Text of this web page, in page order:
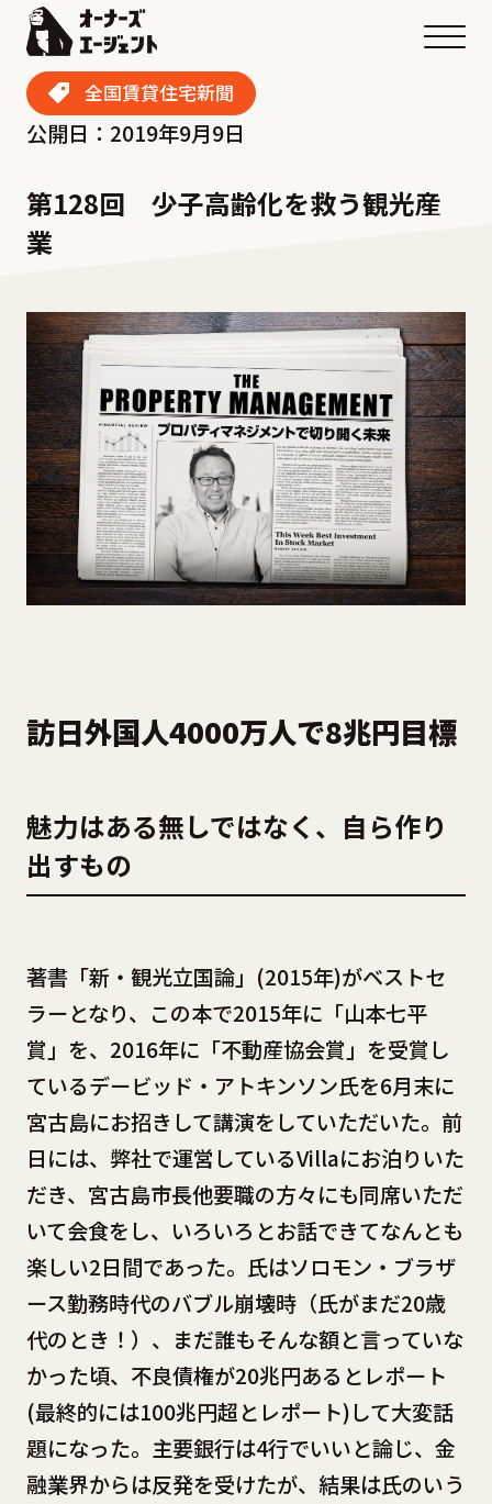
メニ
全国賃貸住宅新聞
公開日：2019年9月9日
第128回 少子高齢化を救う観光産
業
訪日外国人4000万人で8兆円目標
魅力はある無しではなく、自ら作り
出すもの
著書「新・観光立国論」(2015年)がベストセ
ラーとなり、この本で2015年に「山本七平
賞」を、2016年に「不動産協会賞」を受賞し
ているデービッド・アトキンソン氏を6月末に
宮古島にお招きして講演をしていただいた。前
日には、弊社で運営しているVillaにお泊りいた
だき、宮古島市長他要職の方々にも同席いただ
いて会食をし、いろいろとお話できてなんとも
楽しい2日間であった。氏はソロモン・ブラザ
ース勤務時代のバブル崩壊時（氏がまだ20歳
代のとき！）、まだ誰もそんな額と言っていな
かった頃、不良債権が20兆円あるとレポート
(最終的には100兆円超とレポート)して大変話
題になった。主要銀行は4行でいいと論じ、金
融業界からは反発を受けたが、結果は氏のいう